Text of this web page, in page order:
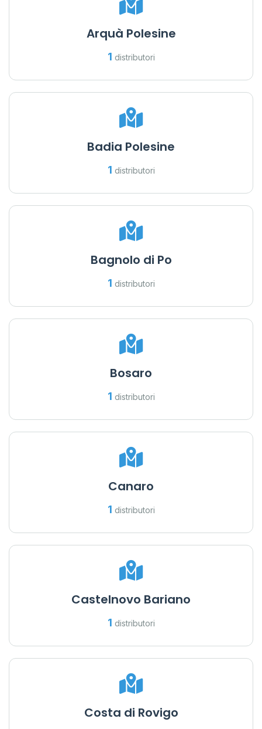
Arquà Polesine
1 distributori
Badia Polesine
1 distributori
Bagnolo di Po
1 distributori
Bosaro
1 distributori
Canaro
1 distributori
Castelnovo Bariano
1 distributori
Costa di Rovigo